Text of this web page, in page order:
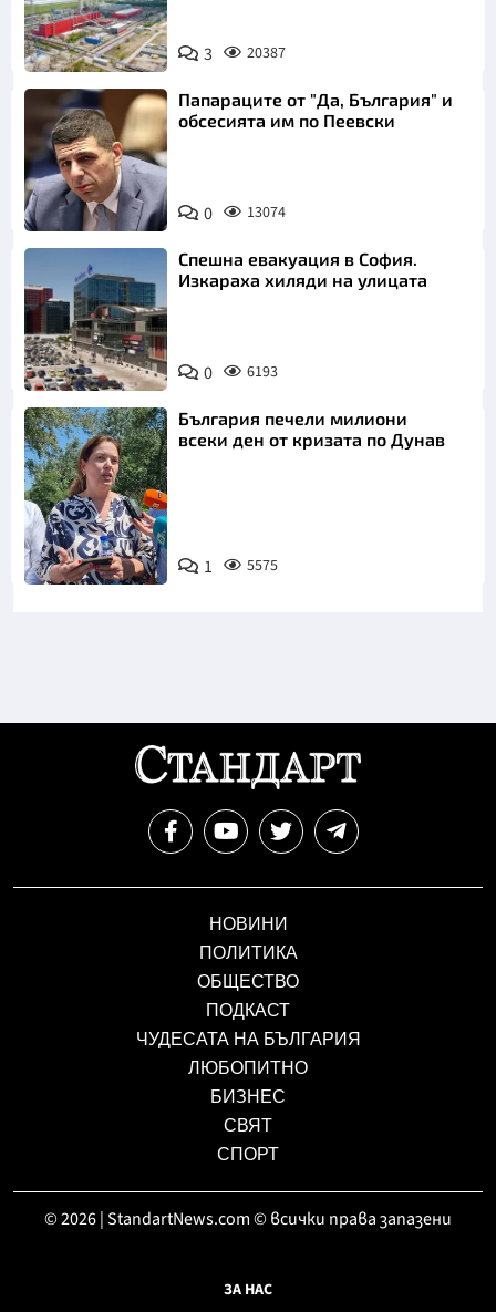
3 20387
Папараците от "Да, България" и
обсесията им по Пеевски
0 13074
Спешна евакуация в София.
Изкараха хиляди на улицата
0 6193
Снимка: БТА
България печели милиони
всеки ден от кризата по Дунав
1 5575
НОВИНИ
ПОЛИТИКА
ОБЩЕСТВО
ПОДКАСТ
ЧУДЕСАТА НА БЪЛГАРИЯ
ЛЮБОПИТНО
БИЗНЕС
СВЯТ
СПОРТ
© 2026 | StandartNews.com © всички права запазени
ЗА НАС